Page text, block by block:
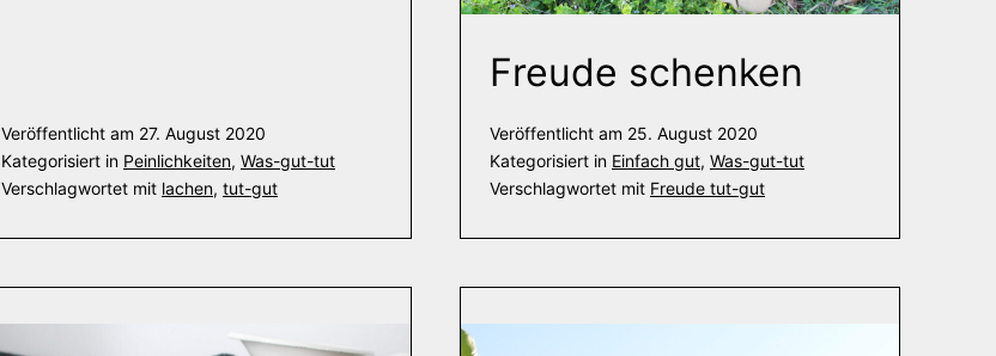
Veröffentlicht am 27. August 2020
Kategorisiert in Peinlichkeiten, Was-gut-tut
Verschlagwortet mit lachen, tut-gut
Freude schenken
Veröffentlicht am 25. August 2020
Kategorisiert in Einfach gut, Was-gut-tut
Verschlagwortet mit Freude tut-gut